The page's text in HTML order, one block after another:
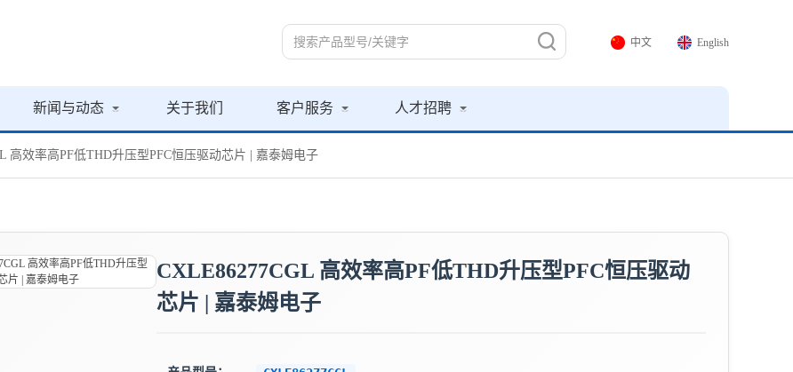
中文 English
新闻与动态 关于我们 客户服务 人才招聘
高效率高PF低THD升压型PFC恒压驱动芯片 | 嘉泰姆电子
CXLE86277CGL 高效率高PF低THD升压型PFC恒压驱动
芯片 | 嘉泰姆电子